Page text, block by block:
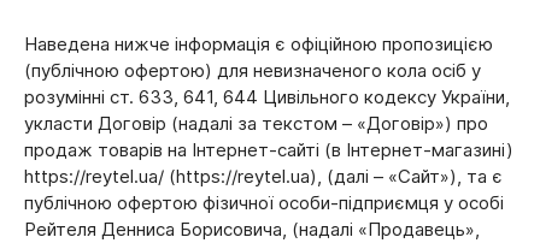
Наведена нижче інформація є офіційною пропозицією
(публічною офертою) для невизначеного кола осіб у
розумінні ст. 633, 641, 644 Цивільного кодексу України,
укласти Договір (надалі за текстом – «Договір») про
продаж товарів на Інтернет-сайті (в Інтернет-магазині)
https://reytel.ua/ (https://reytel.ua), (далі – «Сайт»), та є
публічною офертою фізичної особи-підприємця у особі
Рейтеля Денниса Борисовича, (надалі «Продавець»,